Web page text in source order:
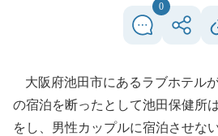
0
大阪府池田市にあるラブホテル
の宿泊を断ったとして池田保健所
をし、男性カップルに宿泊させな